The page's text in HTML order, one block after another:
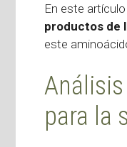
En este
productos de
este
para la